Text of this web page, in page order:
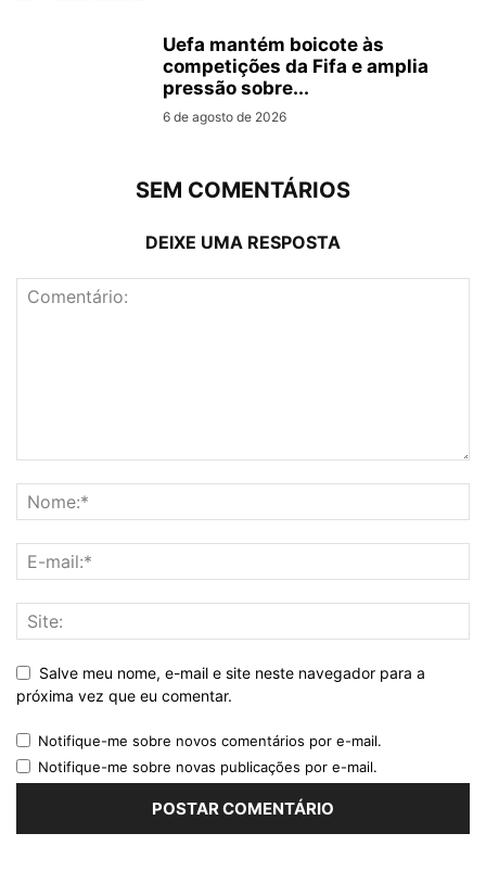
Uefa mantém boicote às
competições da Fifa e amplia
pressão sobre...
6 de agosto de 2026
SEM COMENTÁRIOS
DEIXE UMA RESPOSTA
Salve meu nome, e-mail e site neste navegador para a
próxima vez que eu comentar.
Notifique-me sobre novos comentários por e-mail.
Notifique-me sobre novas publicações por e-mail.